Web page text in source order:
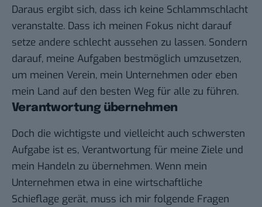
Daraus ergibt sich, dass ich keine Schlammschlacht
veranstalte. Dass ich meinen Fokus nicht darauf
setze andere schlecht aussehen zu lassen. Sondern
darauf, meine Aufgaben bestmöglich umzusetzen,
um meinen Verein, mein Unternehmen oder eben
mein Land auf den besten Weg für alle zu führen.
Verantwortung übernehmen
Doch die wichtigste und vielleicht auch schwersten
Aufgabe ist es, Verantwortung für meine Ziele und
mein Handeln zu übernehmen. Wenn mein
Unternehmen etwa in eine wirtschaftliche
Schieflage gerät, muss ich mir folgende Fragen